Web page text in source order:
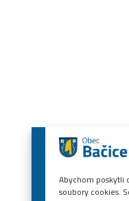
Abychom poskytli
soubory cookies.